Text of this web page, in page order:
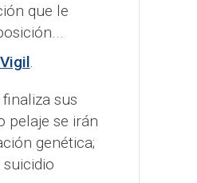
que le
.
sus
pelaje se irán
genética;